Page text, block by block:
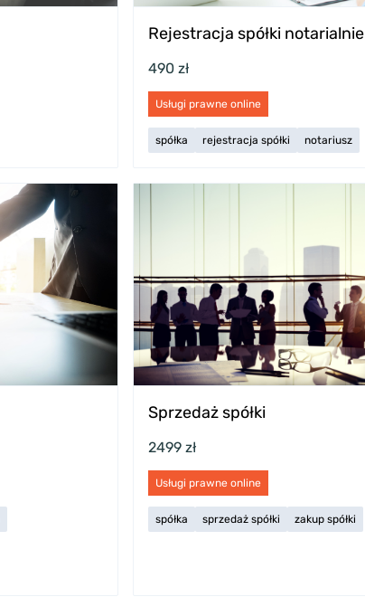
Rejestracja spółki notarialnie
490 zł
Usługi prawne online
spółka rejestracja spółki notariusz
Sprzedaż spółki
2499 zł
Usługi prawne online
spółka sprzedaż spółki zakup spółki